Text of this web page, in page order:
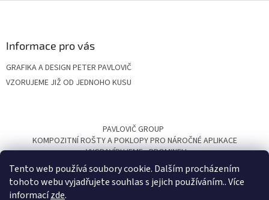
Tento web používá soubory cookie. Dalším procházením
tohoto webu vyjadřujete souhlas s jejich používáním.. Více
informacízde.
Informace pro vás
GRAFIKA A DESIGN PETER PAVLOVIČ
VZORUJEME JIŽ OD JEDNOHO KUSU
PAVLOVIČ GROUP
KOMPOZITNÍ ROŠTY A POKLOPY PRO NÁROČNÉ APLIKACE
VYGRAVÍRUJEME PROMINELI